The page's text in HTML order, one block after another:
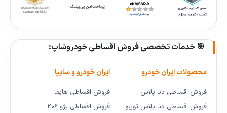
🎯 خدمات تخصصی فروش اقساطی خودروشاپ:
محصولات ایران خودرو
فروش اقساطی دنا پلاس
فروش اقساطی دنا پلاس توربو
ایران خودرو و سایپا
فروش اقساطی هایما
فروش اقساطی پژو ۲۰۶